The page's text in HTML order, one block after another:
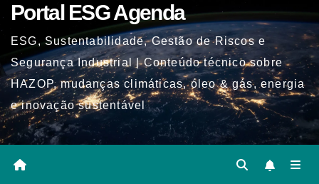
Portal ESG Agenda
ESG, Sustentabilidade, Gestão de Riscos e
Segurança Industrial | Conteúdo técnico sobre
HAZOP, mudanças climáticas, óleo & gás, energia
e inovação sustentável